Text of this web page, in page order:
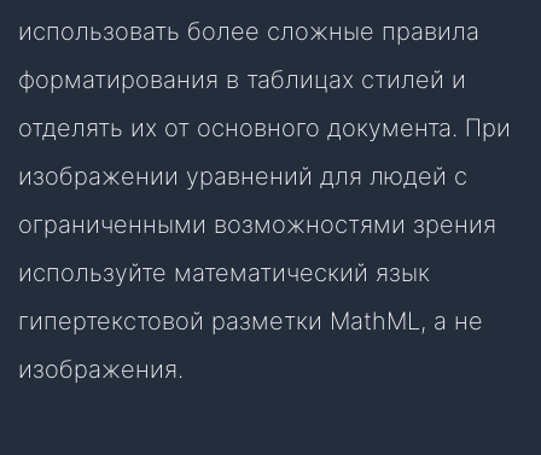
использовать более сложные правила
форматирования в таблицах стилей и
отделять их от основного документа. При
изображении уравнений для людей с
ограниченными возможностями зрения
используйте математический язык
гипертекстовой разметки MathML, а не
изображения.